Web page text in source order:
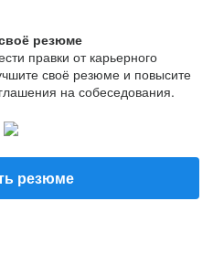
резюме
правки от карьерного
своё резюме и повысите
на собеседования.
резюме